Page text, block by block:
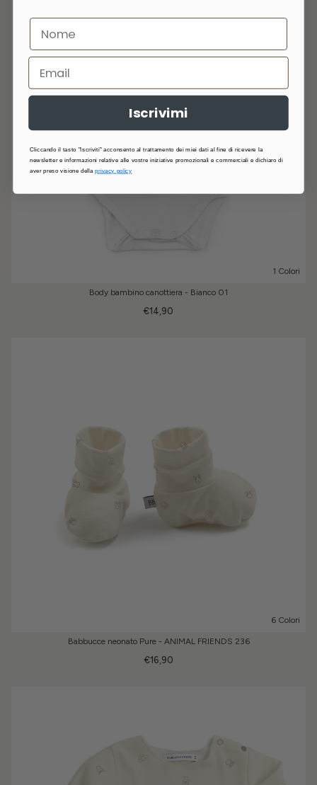
1 Colori
Body bambino canottiera - Bianco 01
€14,90
6 Colori
Babbucce neonato Pure - ANIMAL FRIENDS 236
€16,90
Iscrivimi
Cliccando il tasto "Iscriviti" acconsento al trattamento dei miei dati al fine di ricevere la
newsletter e informazioni relative alle vostre iniziative promozionali e commerciali e dichiaro di
aver preso visione dellaprivacy policy